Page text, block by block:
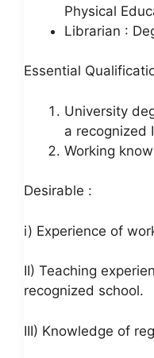
Physical
Librarian :
Essential
University
a recognized
Working
Desirable :
i) Experience of
II) Teaching
recognized school.
III) Knowledge of